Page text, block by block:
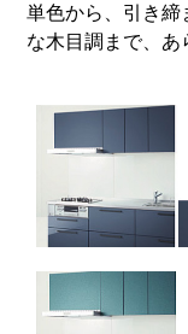
単色から、引き締
な木目調まで、あ